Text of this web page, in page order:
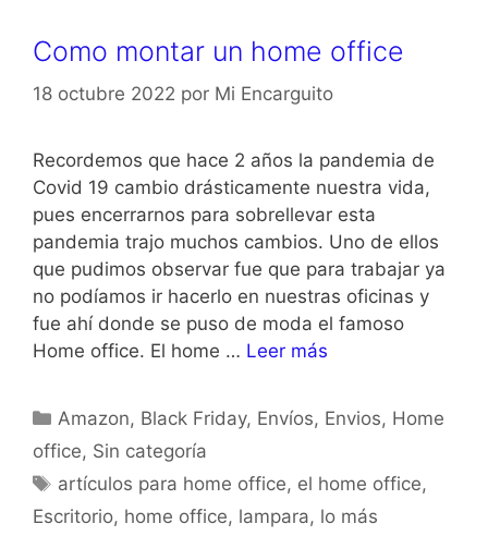
Como montar un home office
18 octubre 2022 por Mi Encarguito
Recordemos que hace 2 años la pandemia de
Covid 19 cambio drásticamente nuestra vida,
pues encerrarnos para sobrellevar esta
pandemia trajo muchos cambios. Uno de ellos
que pudimos observar fue que para trabajar ya
no podíamos ir hacerlo en nuestras oficinas y
fue ahí donde se puso de moda el famoso
Home office. El home … Leer más
Amazon, Black Friday, Envíos, Envios, Home
office, Sin categoría
artículos para home office, el home office,
Escritorio, home office, lampara, lo más